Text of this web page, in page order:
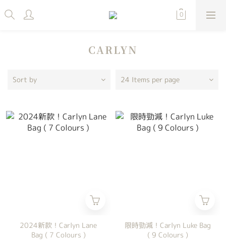
CARLYN
Sort by 24 Items per page
2024新款！Carlyn Lane
Bag ( 7 Colours )
限時勁減！Carlyn Luke Bag
( 9 Colours )